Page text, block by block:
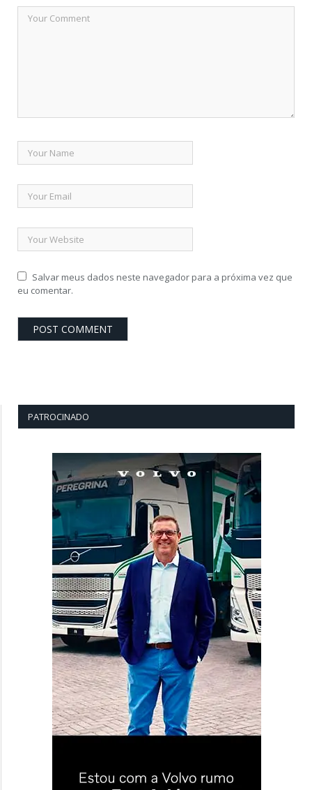
Salvar meus dados neste navegador para a próxima vez que
eu comentar.
PATROCINADO